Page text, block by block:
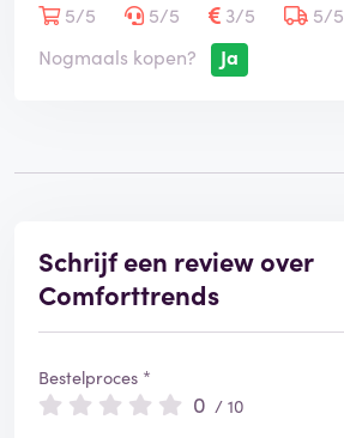
5/5
5/5 3/5
5/5
Nogmaals kopen?
Ja
Schrijf een review over
Comforttrends
Bestelproces *
0 / 10